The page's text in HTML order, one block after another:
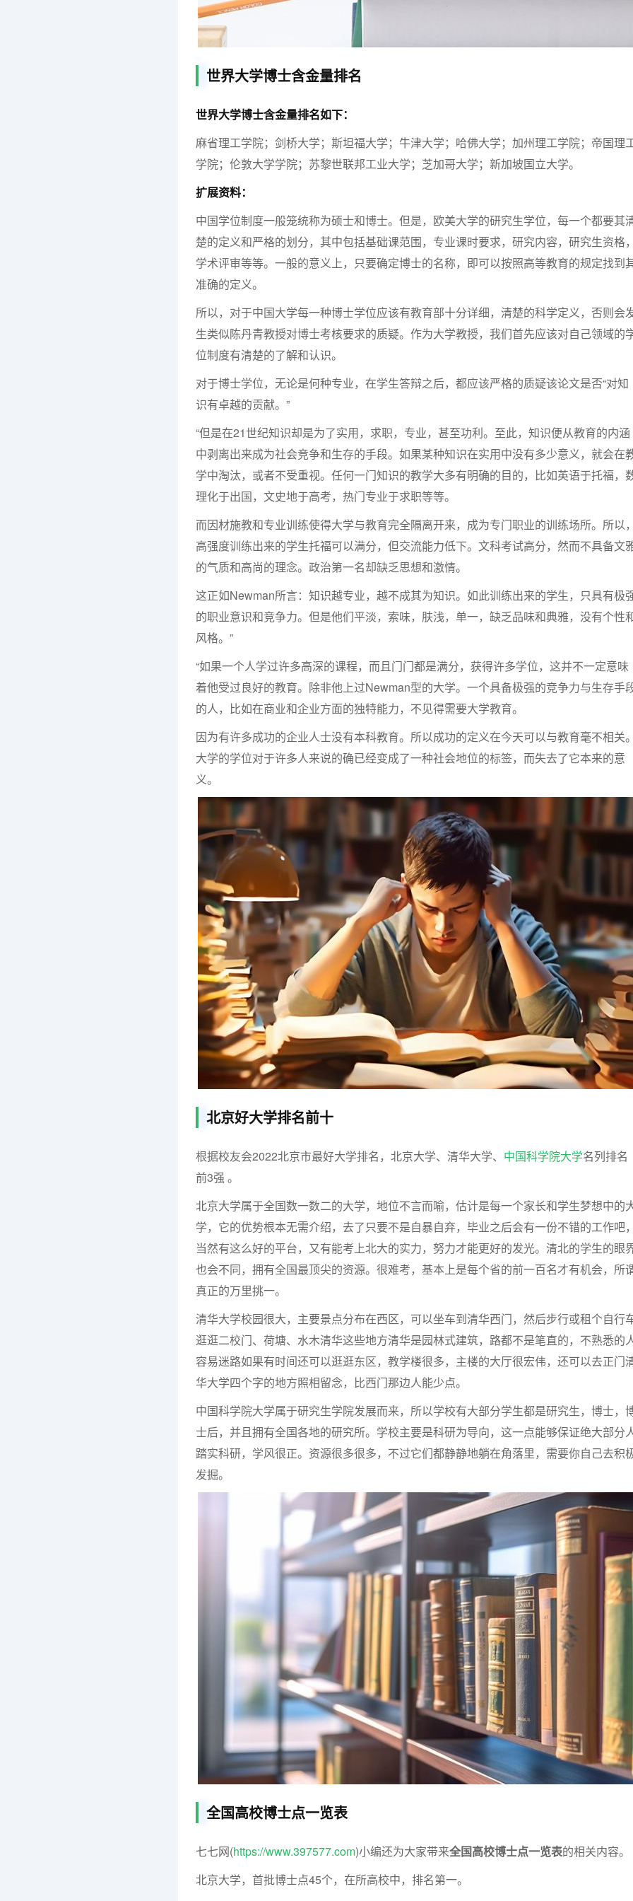
世界大学博士含金量排名
世界大学博士含金量排名如下：
麻省理工学院；剑桥大学；斯坦福大学；牛津大学；哈佛大学；加州理工学院；帝国理
学院；伦敦大学学院；苏黎世联邦工业大学；芝加哥大学；新加坡国立大学。
扩展资料：
中国学位制度一般笼统称为硕士和博士。但是，欧美大学的研究生学位，每一个都要其
楚的定义和严格的划分，其中包括基础课范围，专业课时要求，研究内容，研究生资格
学术评审等等。一般的意义上，只要确定博士的名称，即可以按照高等教育的规定找到
准确的定义。
所以，对于中国大学每一种博士学位应该有教育部十分详细，清楚的科学定义，否则会
生类似陈丹青教授对博士考核要求的质疑。作为大学教授，我们首先应该对自己领域的
位制度有清楚的了解和认识。
对于博士学位，无论是何种专业，在学生答辩之后，都应该严格的质疑该论文是否“对知
识有卓越的贡献。”
“但是在21世纪知识却是为了实用，求职，专业，甚至功利。至此，知识便从教育的内涵
中剥离出来成为社会竞争和生存的手段。如果某种知识在实用中没有多少意义，就会在
学中淘汰，或者不受重视。任何一门知识的教学大多有明确的目的，比如英语于托福，
理化于出国，文史地于高考，热门专业于求职等等。
而因材施教和专业训练使得大学与教育完全隔离开来，成为专门职业的训练场所。所以
高强度训练出来的学生托福可以满分，但交流能力低下。文科考试高分，然而不具备文
的气质和高尚的理念。政治第一名却缺乏思想和激情。
这正如Newman所言：知识越专业，越不成其为知识。如此训练出来的学生，只具有极
的职业意识和竞争力。但是他们平淡，索味，肤浅，单一，缺乏品味和典雅，没有个性
风格。”
“如果一个人学过许多高深的课程，而且门门都是满分，获得许多学位，这并不一定意味
着他受过良好的教育。除非他上过Newman型的大学。一个具备极强的竞争力与生存手
的人，比如在商业和企业方面的独特能力，不见得需要大学教育。
因为有许多成功的企业人士没有本科教育。所以成功的定义在今天可以与教育毫不相关
大学的学位对于许多人来说的确已经变成了一种社会地位的标签，而失去了它本来的意
义。
北京好大学排名前十
根据校友会2022北京市最好大学排名，北京大学、清华大学、 中国科学院大学名列排名
前3强 。
北京大学属于全国数一数二的大学，地位不言而喻，估计是每一个家长和学生梦想中的
学，它的优势根本无需介绍，去了只要不是自暴自弃，毕业之后会有一份不错的工作吧
当然有这么好的平台，又有能考上北大的实力，努力才能更好的发光。清北的学生的眼
也会不同，拥有全国最顶尖的资源。很难考，基本上是每个省的前一百名才有机会，所
真正的万里挑一。
清华大学校园很大，主要景点分布在西区，可以坐车到清华西门，然后步行或租个自行
逛逛二校门、荷塘、水木清华这些地方清华是园林式建筑，路都不是笔直的，不熟悉的
容易迷路如果有时间还可以逛逛东区，教学楼很多，主楼的大厅很宏伟，还可以去正门
华大学四个字的地方照相留念，比西门那边人能少点。
中国科学院大学属于研究生学院发展而来，所以学校有大部分学生都是研究生，博士，
士后，并且拥有全国各地的研究所。学校主要是科研为导向，这一点能够保证绝大部分
踏实科研，学风很正。资源很多很多，不过它们都静静地躺在角落里，需要你自己去积
发掘。
全国高校博士点一览表
七七网(https://www.397577.com)小编还为大家带来全国高校博士点一览表的相关内容。
北京大学，首批博士点45个，在所高校中，排名第一。